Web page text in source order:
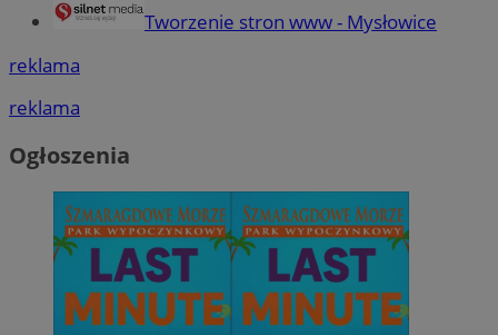
Tworzenie stron www - Mysłowice
reklama
reklama
Ogłoszenia